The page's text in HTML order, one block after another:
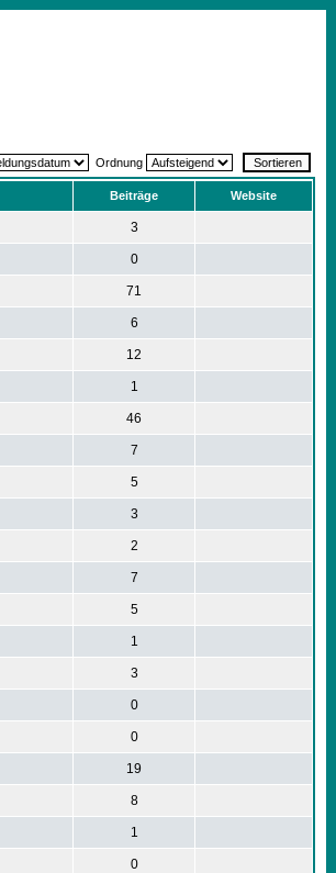
Ordnung
Beiträge Website
3
0
71
6
12
1
46
7
5
3
2
7
5
1
3
0
0
19
8
1
0